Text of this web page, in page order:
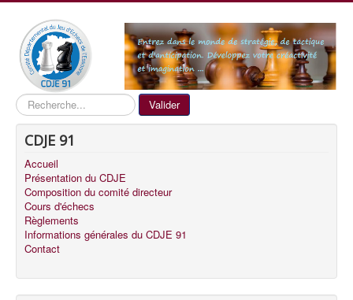
Recherche Valider
CDJE 91
Accueil
Présentation du CDJE
Composition du comité directeur
Cours d'échecs
Règlements
Informations générales du CDJE 91
Contact